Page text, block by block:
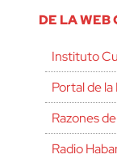
DE LA WEB
Instituto
Portal de
Razones
Radio